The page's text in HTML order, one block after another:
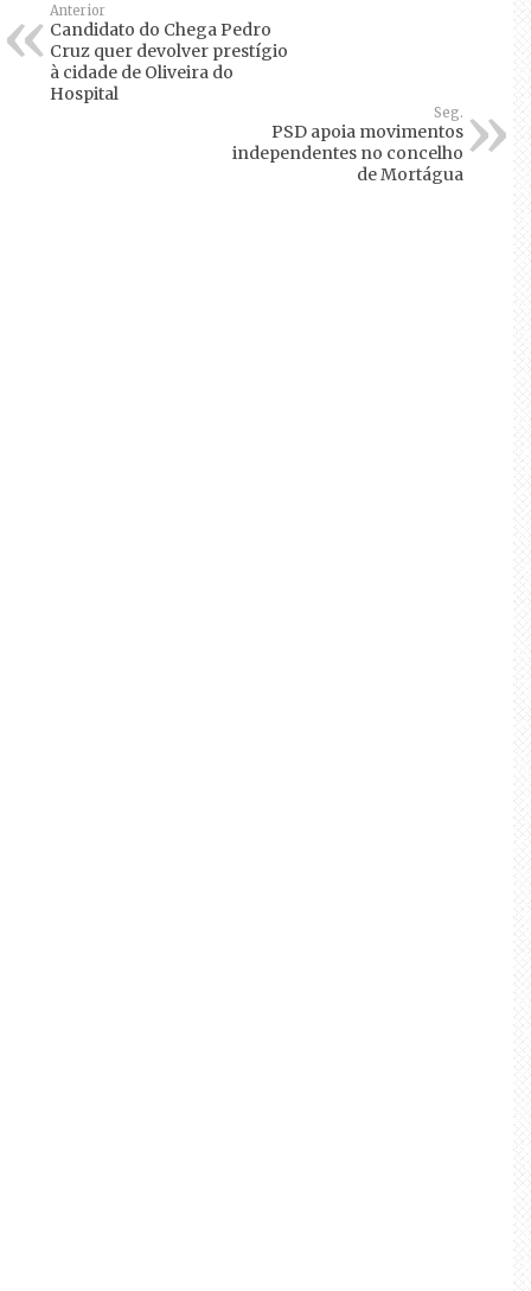
Anterior
Candidato do Chega Pedro
Cruz quer devolver prestígio
à cidade de Oliveira do
Hospital
Seg.
PSD apoia movimentos
independentes no concelho
de Mortágua